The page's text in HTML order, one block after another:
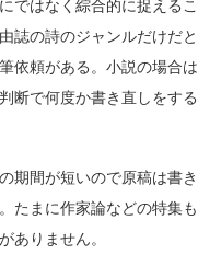
ではなく綜合的に捉える
誌の詩のジャンルだけだ
依頼がある。小説の場合
断で何度か書き直しをす
期間が短いので原稿は書
たまに作家論などの特集
ありません。